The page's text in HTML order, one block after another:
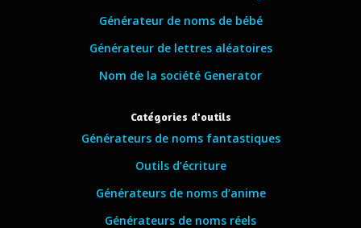
Générateur de noms de bébé
Générateur de lettres aléatoires
Nom de la société Generator
Catégories d'outils
Générateurs de noms fantastiques
Outils d’écriture
Générateurs de noms d’anime
Générateurs de noms réels